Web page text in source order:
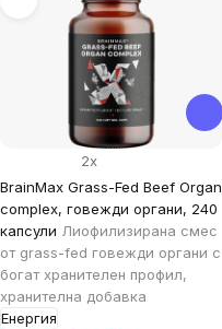
BrainMax Grass-Fed Beef Organ
complex, говежди органи, 240
капсули Лиофилизирана смес
от grass-fed говежди органи с
богат хранителен профил,
хранителна добавка
Енергия
2x